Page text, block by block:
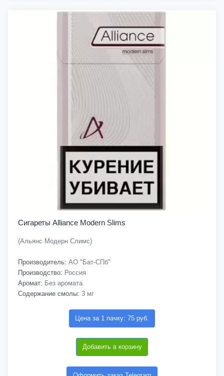
Сигареты Alliance Modern Slims
(Альянс Модерн Слимс)
Производитель: АО "Бат-СПб"
Производство: Россия
Аромат: Без аромата
Содержание смолы: 3 мг
Цена за 1 пачку: 75 руб.
Добавить в корзину